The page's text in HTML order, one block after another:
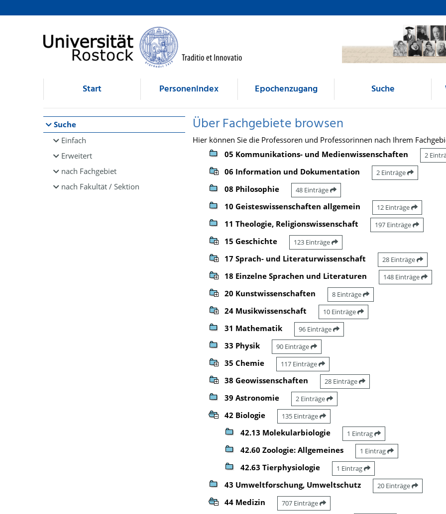
Browsen
direkt zum Inhalt
Start Personenindex Epochenzugang Suche
Suche
Einfach
Erweitert
nach Fachgebiet
nach Fakultät / Sektion
Über Fachgebiete browsen
Hier können Sie die Professoren und Professorinnen nach Ihrem
05 Kommunikations- und Medienwissenschaften
2
06 Information und Dokumentation 2 Einträge
08 Philosophie 48 Einträge
10 Geisteswissenschaften allgemein 12 Einträge
11 Theologie, Religionswissenschaft 197 Einträge
15 Geschichte 123 Einträge
17 Sprach- und Literaturwissenschaft 28 Einträge
18 Einzelne Sprachen und Literaturen 148 Einträge
20 Kunstwissenschaften 8 Einträge
24 Musikwissenschaft 10 Einträge
31 Mathematik 96 Einträge
33 Physik 90 Einträge
35 Chemie 117 Einträge
38 Geowissenschaften 28 Einträge
39 Astronomie 2 Einträge
42 Biologie 135 Einträge
42.13 Molekularbiologie 1 Eintrag
42.60 Zoologie: Allgemeines 1 Eintrag
42.63 Tierphysiologie 1 Eintrag
43 Umweltforschung, Umweltschutz 20 Einträge
44 Medizin 707 Einträge